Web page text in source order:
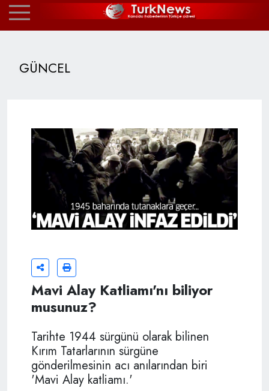
GÜNCEL
Mavi Alay Katliamı'nı biliyor
musunuz?
Tarihte 1944 sürgünü olarak bilinen
Kırım Tatarlarının sürgüne
gönderilmesinin acı anılarından biri
'Mavi Alay katliamı.'